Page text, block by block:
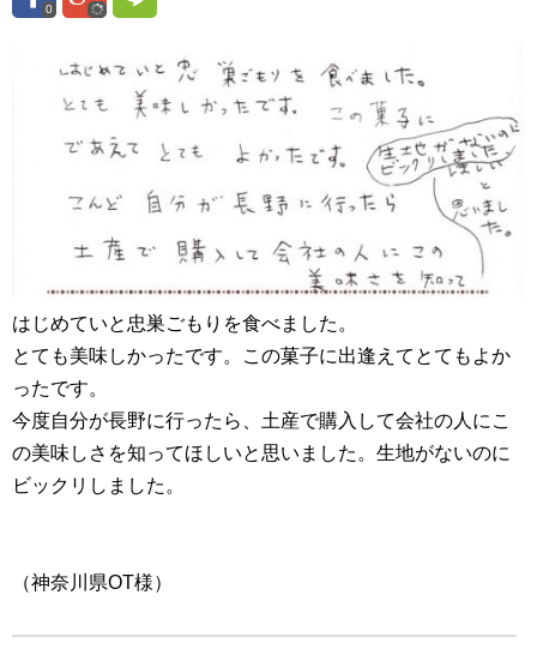
0
はじめていと忠巣ごもりを食べました。
とても美味しかったです。この菓子に出逢えてとてもよか
ったです。
今度自分が長野に行ったら、土産で購入して会社の人にこ
の美味しさを知ってほしいと思いました。生地がないのに
ビックリしました。
（神奈川県OT様）